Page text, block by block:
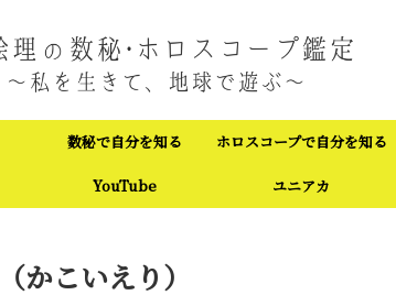
数秘で自分を知る ホロスコープで自分を知る
YouTube ユニアカ
かこいえり）